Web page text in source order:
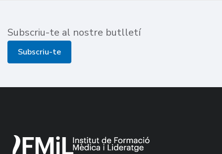
Subscriu-te al nostre butlletí
Subscriu-te